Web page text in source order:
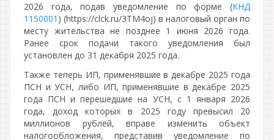
2026 года, подав уведомление по форме (КНД
1150001 ) (https://clck.ru/3TM4oj) в налоговый орган по
месту жительства не позднее 1 июня 2026 года.
Ранее срок подачи такого уведомления был
установлен до 31 декабря 2025 года.
Также теперь ИП, применявшие в декабре 2025 года
ПСН и УСН, либо ИП, применявшие в декабре 2025
года ПСН и перешедшие на УСН, с 1 января 2026
года, доход которых в 2025 году превысил 20
миллионов рублей, вправе изменить объект
налогообложения, представив уведомление по